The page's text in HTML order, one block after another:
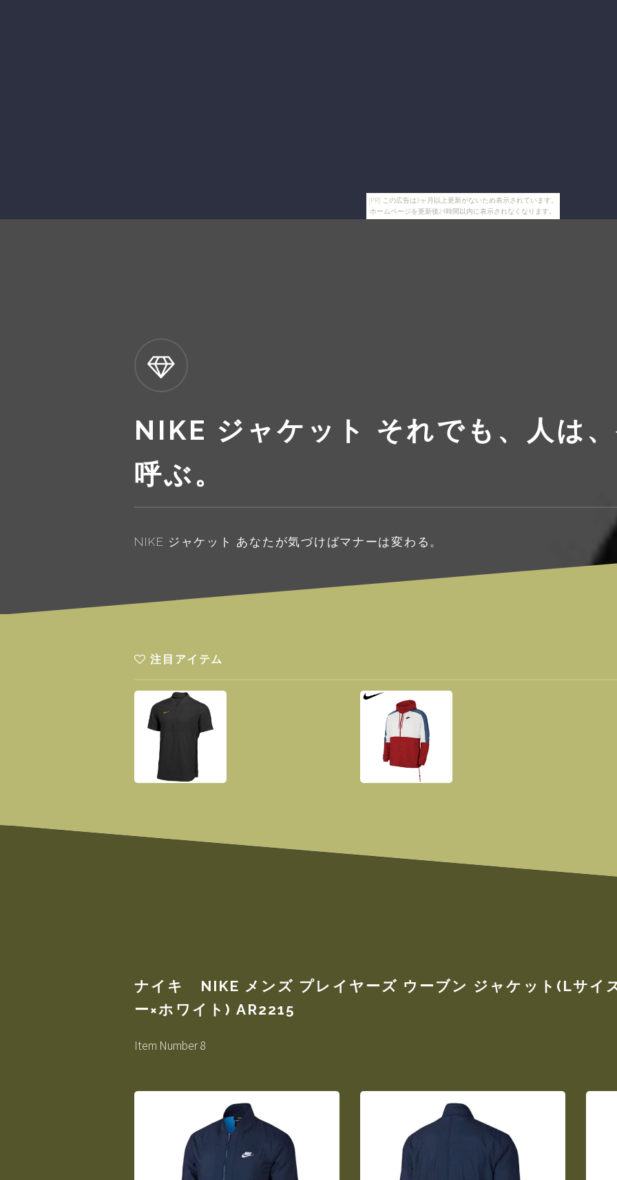
[PR] この広告は3ヶ月以上更新がないため表示されています。
ホームページを更新後24時間以内に表示されなくなります。
NIKE ジャケット それでも、人は
呼ぶ。
NIKE ジャケット あなたが気づけばマナーは変わる。
注目アイテム
ナイキ NIKE メンズ プレイヤーズ ウーブン ジャケット(Lサイ
ー×ホワイト) AR2215
Item Number 8